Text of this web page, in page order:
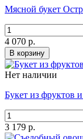
Мясной букет
4 070 р.
В корзину
Нет наличии
Букет из
3 179 р.